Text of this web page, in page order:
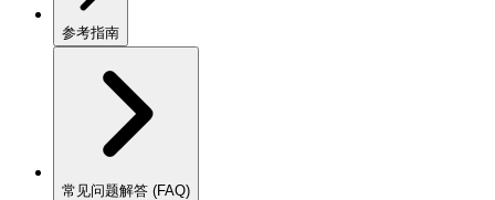
参考指南
常见问题解答 (FAQ)